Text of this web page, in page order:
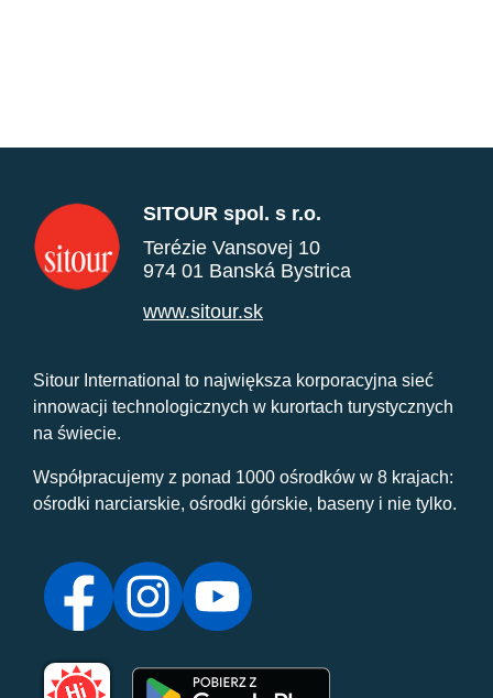
SITOUR spol. s r.o.
Terézie Vansovej 10
974 01 Banská Bystrica
www.sitour.sk
Sitour International to największa korporacyjna sieć
innowacji technologicznych w kurortach turystycznych
na świecie.
Współpracujemy z ponad 1000 ośrodków w 8 krajach:
ośrodki narciarskie, ośrodki górskie, baseny i nie tylko.